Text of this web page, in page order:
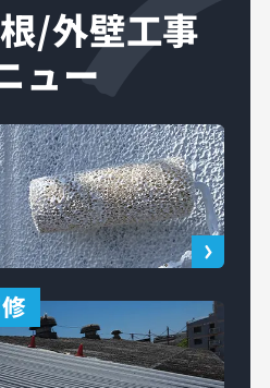
/外壁工事
ュー